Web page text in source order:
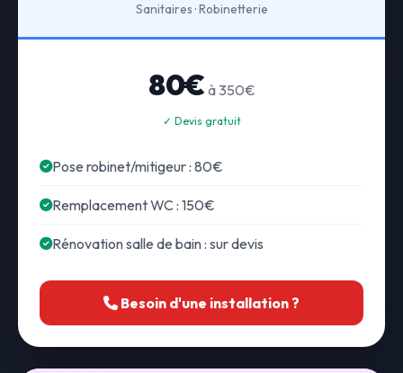
Sanitaires · Robinetterie
80€ à 350€
✓ Devis gratuit
Pose robinet/mitigeur : 80€
Remplacement WC : 150€
Rénovation salle de bain : sur devis
Besoin d'une installation ?